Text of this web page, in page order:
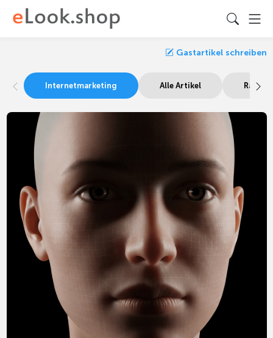
Gastartikel schreiben
Internetmarketing Alle Artikel